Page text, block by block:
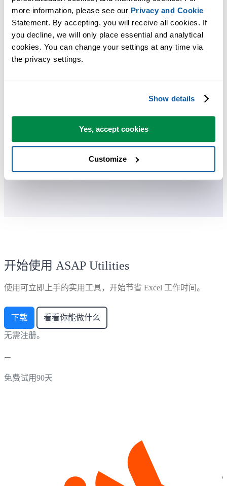
more information, please see our Privacy and Cookie
Statement. By accepting, you will receive all cookies. If
you decline, we will only place essential and analytical
cookies. You can change your settings at any time via
the privacy settings.
Show details
Yes, accept cookies
Customize
节省 Excel 工作时间，简单高效。
ASAP Utilities 帮助您节省时间，并实现 Excel 本身无法完成的
作。
大多数用户都会先从几个工具开始。 很多用户后来都会每天使
开始使用 ASAP Utilities
使用可立即上手的实用工具，开始节省 Excel 工作时间。
下载 看看你能做什么
无需注册。
免费试用90天